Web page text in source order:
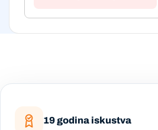
19 godina iskustva